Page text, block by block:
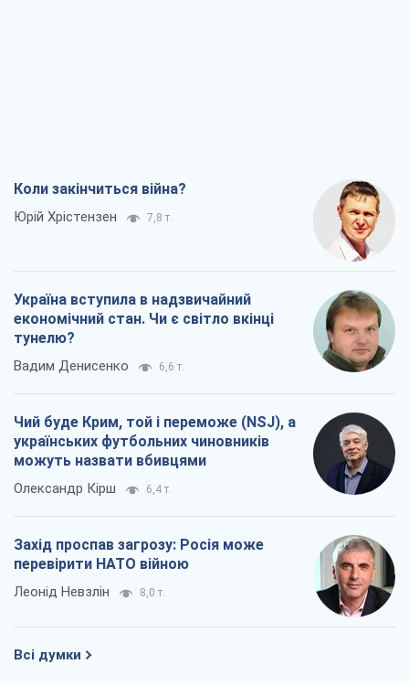
Коли закінчиться війна?
Юрій Хрістензен 7,8 т.
Україна вступила в надзвичайний
економічний стан. Чи є світло вкінці
тунелю?
Вадим Денисенко 6,6 т.
Чий буде Крим, той і переможе (NSJ), а
українських футбольних чиновників
можуть назвати вбивцями
Олександр Кірш 6,4 т.
Захід проспав загрозу: Росія може
перевірити НАТО війною
Леонід Невзлін 8,0 т.
Всі думки